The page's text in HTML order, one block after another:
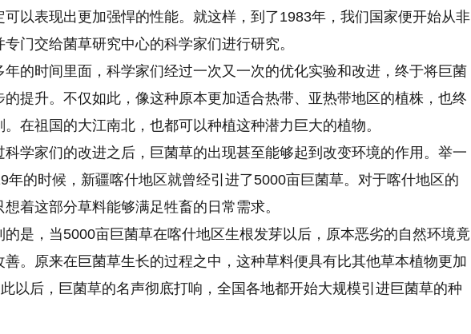
以表现出更加强悍的性能。就这样，到了1983年，我们国家便开始从非
门交给菌草研究中心的科学家们进行研究。
年的时间里面，科学家们经过一次又一次的优化实验和改进，终于将巨菌
提升。不仅如此，像这种原本更加适合热带、亚热带地区的植株，也终
在祖国的大江南北，也都可以种植这种潜力巨大的植物。
科学家们的改进之后，巨菌草的出现甚至能够起到改变环境的作用。举一
年的时候，新疆喀什地区就曾经引进了5000亩巨菌草。对于喀什地区的
着这部分草料能够满足牲畜的日常需求。
的是，当5000亩巨菌草在喀什地区生根发芽以后，原本恶劣的自然环境竟
。原来在巨菌草生长的过程之中，这种草料便具有比其他草本植物更加
以后，巨菌草的名声彻底打响，全国各地都开始大规模引进巨菌草的种